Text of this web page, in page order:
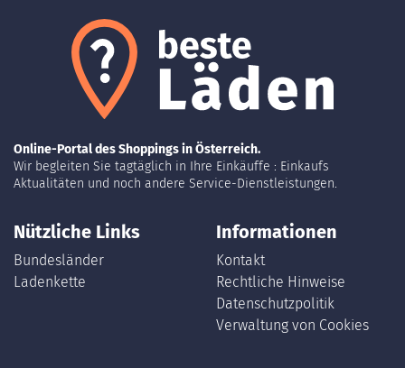
Online-Portal des Shoppings in Österreich.
Wir begleiten Sie tagtäglich in Ihre Einkäuffe : Einkaufs
Aktualitäten und noch andere Service-Dienstleistungen.
Nützliche Links
Bundesländer
Ladenkette
Informationen
Kontakt
Rechtliche Hinweise
Datenschutzpolitik
Verwaltung von Cookies